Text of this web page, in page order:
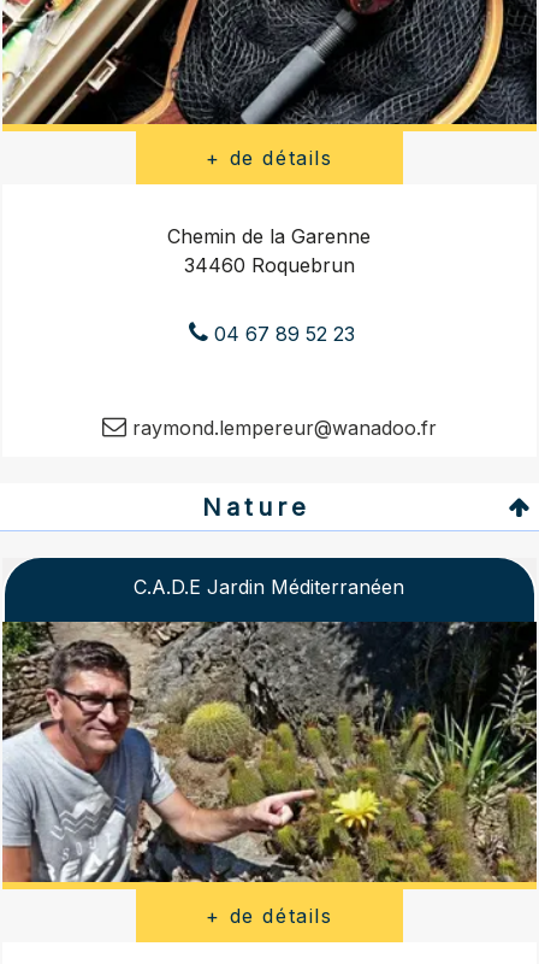
Chemin de la Garenne
34460 Roquebrun
04 67 89 52 23
raymond.lempereur@wanadoo.fr
Nature
C.A.D.E Jardin Méditerranéen